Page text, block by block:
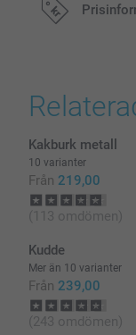
Kakburk metall
10 varianter
Från 219,00
(113 omdömen)
Kudde
Mer än 10 varianter
Från 239,00
(243 omdömen)